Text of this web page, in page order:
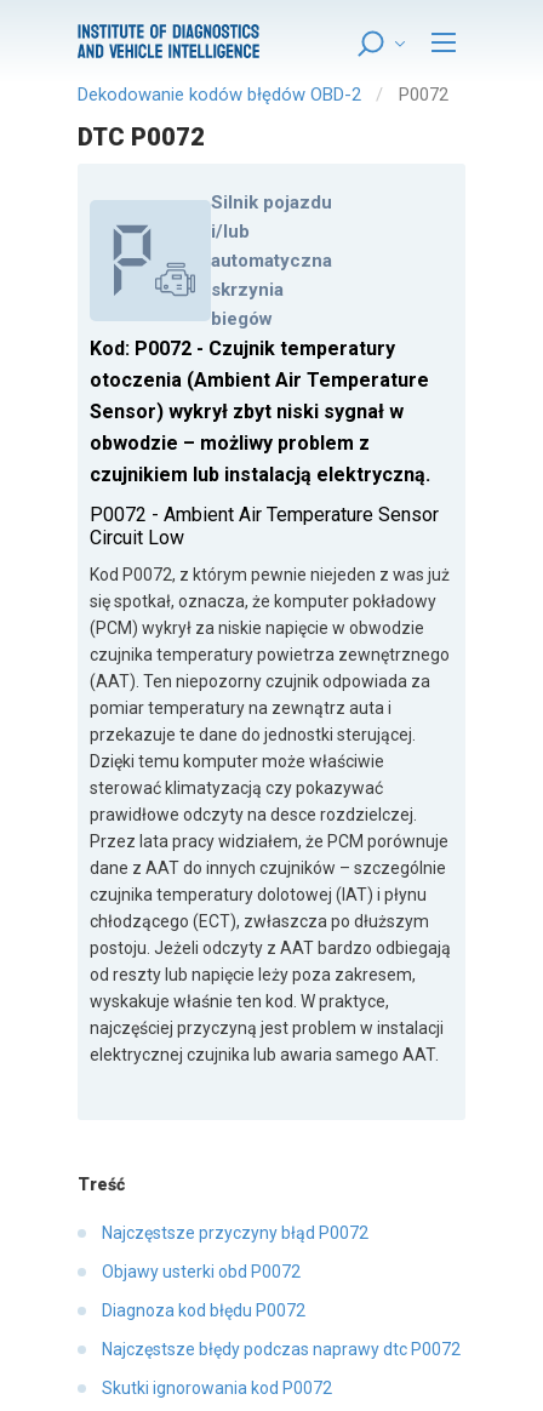
Dekodowanie kodów błędów OBD-2 P0072
DTC P0072
Silnik pojazdu
i/lub
automatyczna
skrzynia
biegów
Kod: P0072 - Czujnik temperatury
otoczenia (Ambient Air Temperature
Sensor) wykrył zbyt niski sygnał w
obwodzie – możliwy problem z
czujnikiem lub instalacją elektryczną.
P0072 - Ambient Air Temperature Sensor
Circuit Low
Kod P0072, z którym pewnie niejeden z was już
się spotkał, oznacza, że komputer pokładowy
(PCM) wykrył za niskie napięcie w obwodzie
czujnika temperatury powietrza zewnętrznego
(AAT). Ten niepozorny czujnik odpowiada za
pomiar temperatury na zewnątrz auta i
przekazuje te dane do jednostki sterującej.
Dzięki temu komputer może właściwie
sterować klimatyzacją czy pokazywać
prawidłowe odczyty na desce rozdzielczej.
Przez lata pracy widziałem, że PCM porównuje
dane z AAT do innych czujników – szczególnie
czujnika temperatury dolotowej (IAT) i płynu
chłodzącego (ECT), zwłaszcza po dłuższym
postoju. Jeżeli odczyty z AAT bardzo odbiegają
od reszty lub napięcie leży poza zakresem,
wyskakuje właśnie ten kod. W praktyce,
najczęściej przyczyną jest problem w instalacji
elektrycznej czujnika lub awaria samego AAT.
Treść
Najczęstsze przyczyny błąd P0072
Objawy usterki obd P0072
Diagnoza kod błędu P0072
Najczęstsze błędy podczas naprawy dtc P0072
Skutki ignorowania kod P0072